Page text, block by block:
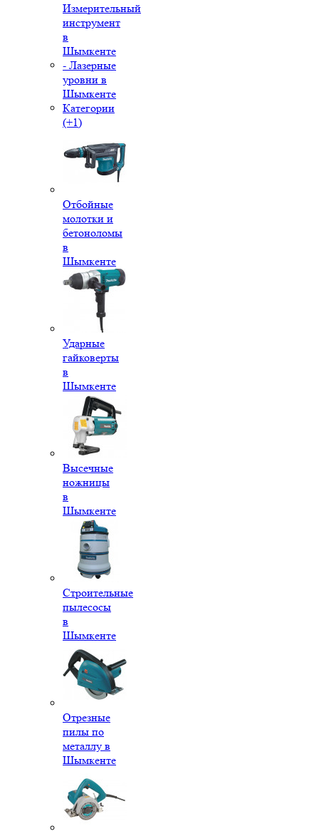
Измерительный
инструмент
в
Шымкенте
- Лазерные
уровни в
Шымкенте
Категории
(+1)
Отбойные
молотки и
бетоноломы
в
Шымкенте
Ударные
гайковерты
в
Шымкенте
Высечные
ножницы
в
Шымкенте
Строительные
пылесосы
в
Шымкенте
Отрезные
пилы по
металлу в
Шымкенте